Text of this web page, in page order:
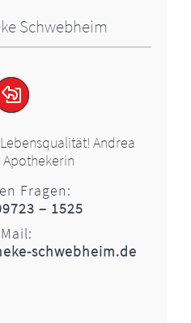
Schwebheim
Andrea
Fragen:
– 1525
schwebheim.de